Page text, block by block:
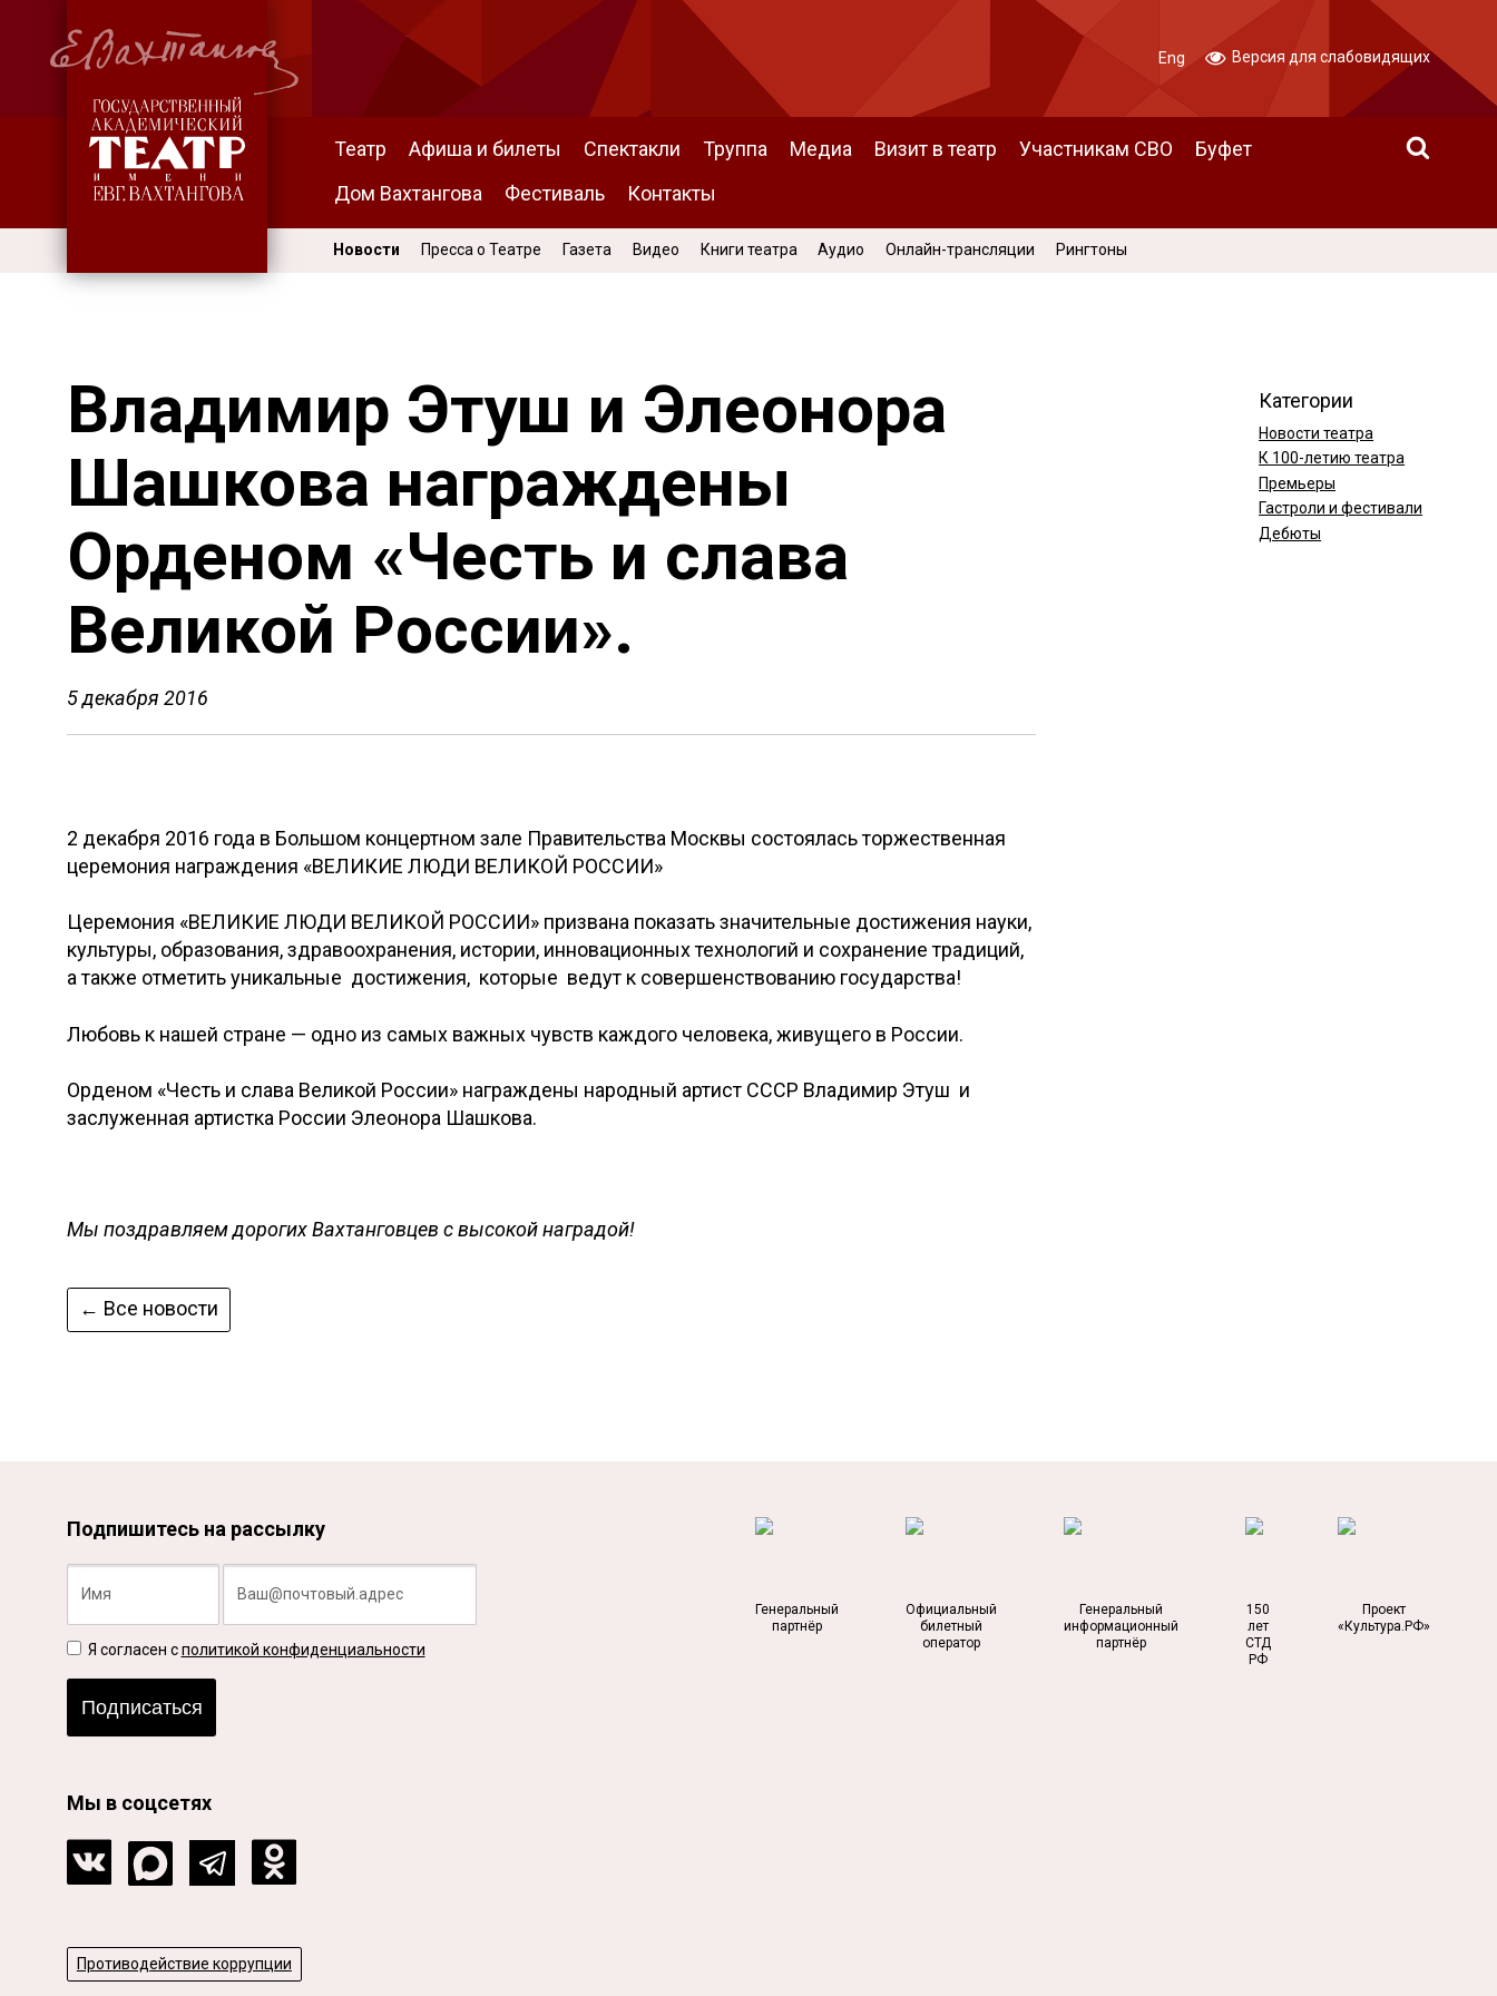
Театр Афиша и билеты Спектакли Труппа Медиа Визит в театр Участникам СВО
Буфет
Дом Вахтангова
Фестиваль Контакты
Eng Версия для слабовидящих
Новости Пресса о Театре Газета Видео Книги театра Аудио Онлайн-трансляции Рингтоны
Владимир Этуш и Элеонора
Шашкова награждены
Орденом «Честь и слава
Великой России».
5 декабря 2016
2 декабря 2016 года в Большом концертном зале Правительства Москвы состоялась торжественная
церемония награждения «ВЕЛИКИЕ ЛЮДИ ВЕЛИКОЙ РОССИИ»
Церемония «ВЕЛИКИЕ ЛЮДИ ВЕЛИКОЙ РОССИИ» призвана показать значительные достижения науки,
культуры, образования, здравоохранения, истории, инновационных технологий и сохранение традиций,
а также отметить уникальные достижения, которые ведут к совершенствованию государства!
Любовь к нашей стране — одно из самых важных чувств каждого человека, живущего в России.
Орденом «Честь и слава Великой России» награждены народный артист СССР Владимир Этуш и
заслуженная артистка России Элеонора Шашкова.
Мы поздравляем дорогих Вахтанговцев с высокой наградой!
← Все новости
Категории
Новости театра
К 100-летию театра
Премьеры
Гастроли и фестивали
Дебюты
Подпишитесь на рассылку
Я согласен сполитикой конфиденциальности
Подписаться
Мы в соцсетях
Генеральный
партнёр
Официальный
билетный
оператор
Генеральный
информационный
партнёр
150
лет
СТД
РФ
Проект
«Культура.РФ»
Противодействие коррупции